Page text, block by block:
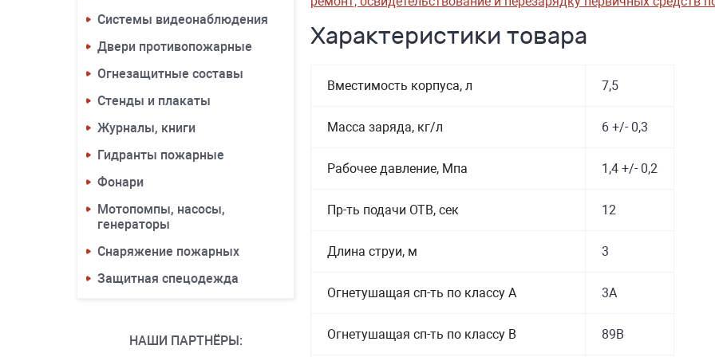
Системы видеонаблюдения
Двери противопожарные
Огнезащитные составы
Стенды и плакаты
Журналы, книги
Гидранты пожарные
Фонари
Мотопомпы, насосы,
генераторы
Снаряжение пожарных
Защитная спецодежда
НАШИ ПАРТНЁРЫ:
Характеристики товара
Вместимость корпуса, л 7,5
Масса заряда, кг/л 6 +/- 0,3
Рабочее давление, Мпа 1,4 +/- 0,2
Пр-ть подачи ОТВ, сек 12
Длина струи, м 3
Огнетушащая сп-ть по классу А 3A
Огнетушащая сп-ть по классу B 89В